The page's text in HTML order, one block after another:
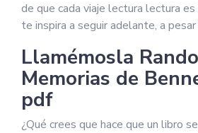
de que cada viaje lectura lectura es
te inspira a seguir adelante, a
Llamémosla
Memorias de
pdf
¿Qué crees que hace que un libro